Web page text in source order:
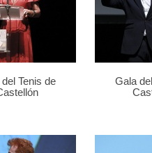
Tenis de
Gala